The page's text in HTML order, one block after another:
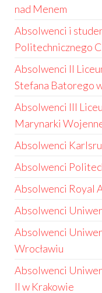
nad Menem
Absolwenci i
Politechnicznego
Absolwenci II
Stefana Batorego
Absolwenci III
Marynarki
Absolwenci
Absolwenci
Absolwenci Royal
Absolwenci
Absolwenci
Wrocławiu
Absolwenci
II w Krakowie